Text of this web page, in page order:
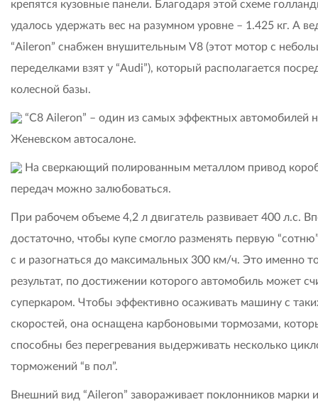
крепятся кузовные панели. Благодаря этой схеме
удалось удержать вес на разумном уровне – 1.425 кг. А
“Aileron” снабжен внушительным V8 (этот мотор с
переделками взят у “Audi”), который располагается
колесной базы.
“С8 Aileron” – один из самых эффектных автомобилей
Женевском автосалоне.
На сверкающий полированным металлом привод
передач можно залюбоваться.
При рабочем объеме 4,2 л двигатель развивает 400 л.с.
достаточно, чтобы купе смогло разменять первую
с и разогнаться до максимальных 300 км/ч. Это именно
результат, по достижении которого автомобиль может
суперкаром. Чтобы эффективно осаживать машину с
скоростей, она оснащена карбоновыми тормозами,
способны без перегревания выдерживать несколько
торможений “в пол”.
Внешний вид “Aileron” завораживает поклонников марки